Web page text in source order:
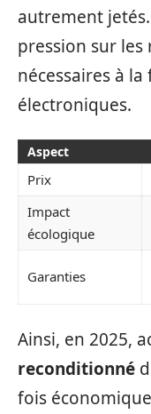
autrement
pression sur les
nécessaires à
électroniques.
Aspect
Prix
Impact
écologique
Garanties
Ainsi, en 2025,
reconditionné
fois